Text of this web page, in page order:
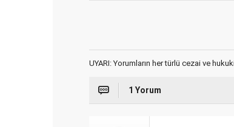
UYARI: Yorumların her türlü cezai ve
1 Yorum